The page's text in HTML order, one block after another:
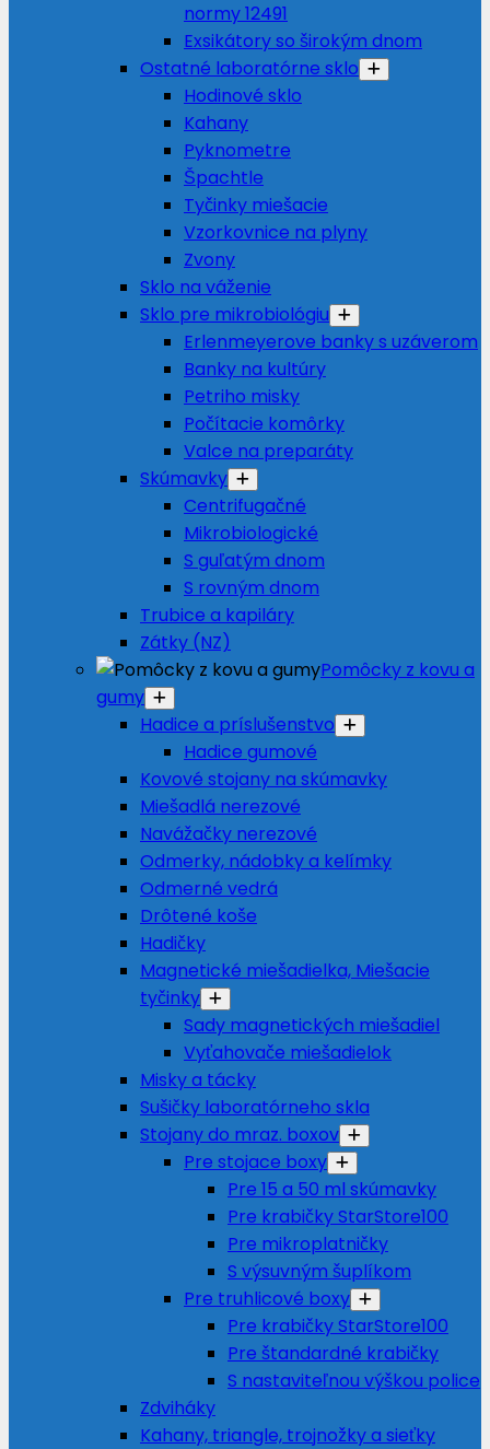
normy 12491
Exsikátory so širokým dnom
Ostatné laboratórne sklo
Hodinové sklo
Kahany
Pyknometre
Špachtle
Tyčinky miešacie
Vzorkovnice na plyny
Zvony
Sklo na váženie
Sklo pre mikrobiológiu
Erlenmeyerove banky s uzáverom
Banky na kultúry
Petriho misky
Počítacie komôrky
Valce na preparáty
Skúmavky
Centrifugačné
Mikrobiologické
S guľatým dnom
S rovným dnom
Trubice a kapiláry
Zátky (NZ)
Pomôcky z kovu a
gumy
Hadice a príslušenstvo
Hadice gumové
Kovové stojany na skúmavky
Miešadlá nerezové
Navážačky nerezové
Odmerky, nádobky a kelímky
Odmerné vedrá
Drôtené koše
Hadičky
Magnetické miešadielka, Miešacie
tyčinky
Sady magnetických miešadiel
Vyťahovače miešadielok
Misky a tácky
Sušičky laboratórneho skla
Stojany do mraz. boxov
Pre stojace boxy
Pre 15 a 50 ml skúmavky
Pre krabičky StarStore100
Pre mikroplatničky
S výsuvným šuplíkom
Pre truhlicové boxy
Pre krabičky StarStore100
Pre štandardné krabičky
S nastaviteľnou výškou police
Zdviháky
Kahany, triangle, trojnožky a sieťky